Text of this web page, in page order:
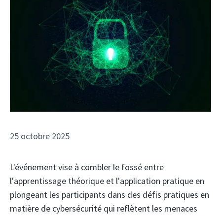
25 octobre 2025
L'événement vise à combler le fossé entre
l'apprentissage théorique et l'application pratique en
plongeant les participants dans des défis pratiques en
matière de cybersécurité qui reflètent les menaces